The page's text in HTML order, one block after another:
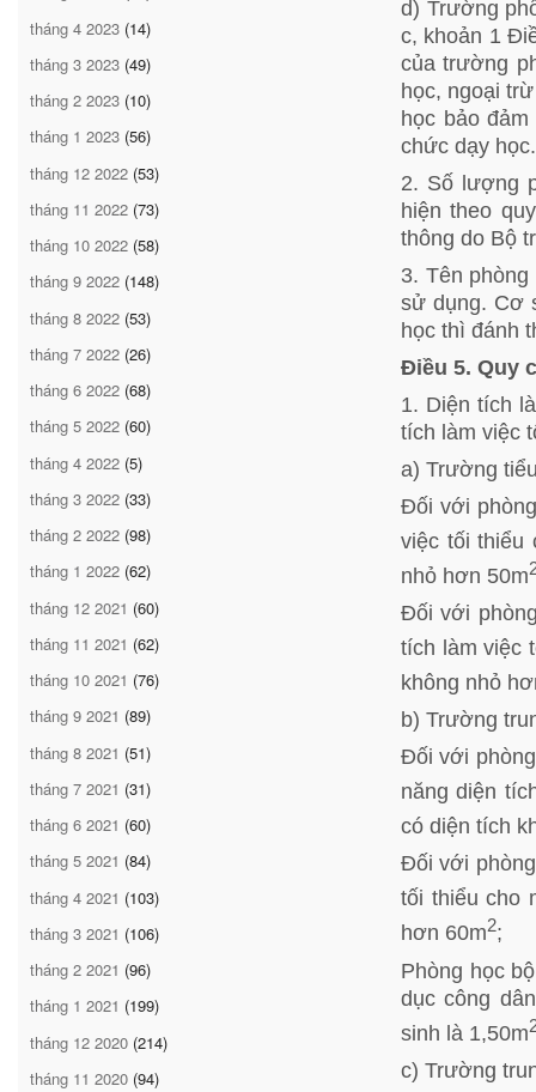
tháng 4 2023 (14)
tháng 3 2023 (49)
tháng 2 2023 (10)
tháng 1 2023 (56)
tháng 12 2022 (53)
tháng 11 2022 (73)
tháng 10 2022 (58)
tháng 9 2022 (148)
tháng 8 2022 (53)
tháng 7 2022 (26)
tháng 6 2022 (68)
tháng 5 2022 (60)
tháng 4 2022 (5)
tháng 3 2022 (33)
tháng 2 2022 (98)
tháng 1 2022 (62)
tháng 12 2021 (60)
tháng 11 2021 (62)
tháng 10 2021 (76)
tháng 9 2021 (89)
tháng 8 2021 (51)
tháng 7 2021 (31)
tháng 6 2021 (60)
tháng 5 2021 (84)
tháng 4 2021 (103)
tháng 3 2021 (106)
tháng 2 2021 (96)
tháng 1 2021 (199)
tháng 12 2020 (214)
tháng 11 2020 (94)
d) Trường
c, khoản 1
của trường
học, ngoại
học bảo
chức dạy học.
2. Số lượng
hiện theo
thông do Bộ
3. Tên
sử dụng. Cơ
học thì đánh
Điều 5. Quy
1. Diện tích
tích làm việc
a) Trường
Đối với
việc tối thiểu
nhỏ hơn 50m
Đối với
tích làm việc
không nhỏ
b) Trường
Đối với
năng diện
có diện tích
Đối với
tối thiểu cho
hơn 60m2;
Phòng học
dục công
sinh là 1,50m
c) Trường